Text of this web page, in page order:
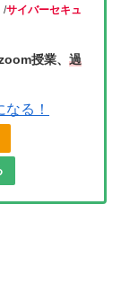
/サイバーセキュ
授業、 過
る！